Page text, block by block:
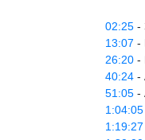
02:25 -
13:07 -
26:20 -
40:24 -
51:05 -
1:04:05
1:19:27